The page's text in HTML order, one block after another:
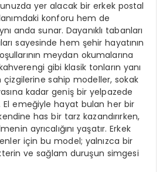
yer alacak bir erkek postal
konforu hem de
anda sunar. Dayanıklı tabanları
sayesinde hem şehir hayatının
meydan okumalarına
kahverengi gibi klasik tonların yanı
çizgilerine sahip modeller, sokak
kadar geniş bir yelpazede
El emeğiyle hayat bulan her bir
has bir tarz kazandırırken,
ayrıcalığını yaşatır. Erkek
için bu model; yalnızca bir
ve sağlam duruşun simgesi